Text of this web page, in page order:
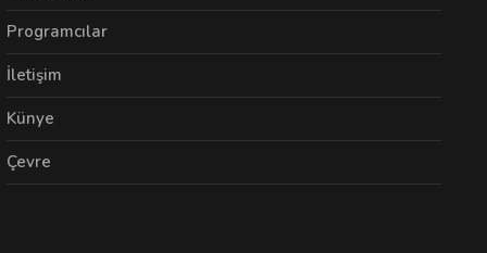
Programcılar
İletişim
Künye
Çevre